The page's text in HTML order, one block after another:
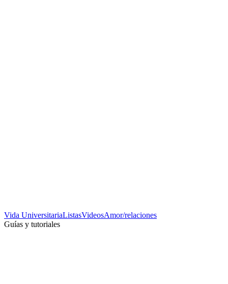
Vida UniversitariaListasVideosAmor/relaciones
Guías y tutoriales